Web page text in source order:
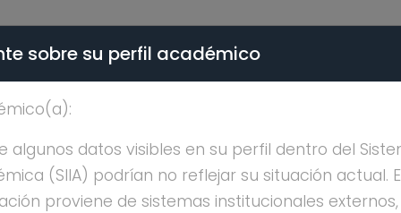
- PÚBLICO
TERESA MUÑOZ
sobre su perfil académico
algunos datos visibles en su perfil dentro del
(SIIA) podrían no reflejar su situación actual.
proviene de sistemas institucionales